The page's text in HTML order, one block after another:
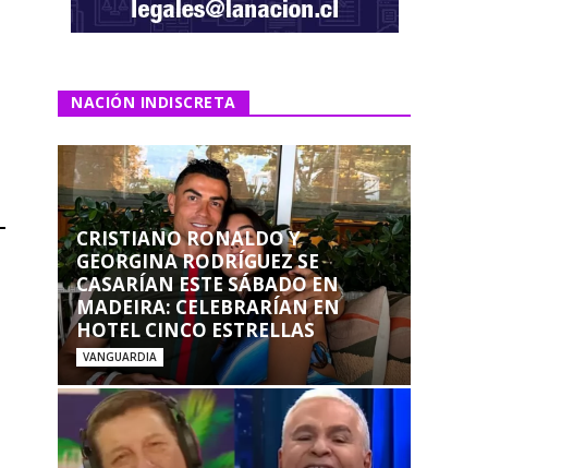
NACIÓN INDISCRETA
CRISTIANO RONALDO Y
GEORGINA RODRÍGUEZ SE
CASARÍAN ESTE SÁBADO EN
MADEIRA: CELEBRARÍAN EN
HOTEL CINCO ESTRELLAS
VANGUARDIA